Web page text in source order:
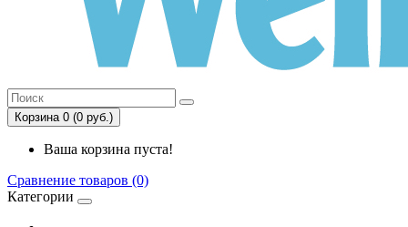
Корзина 0 (0 руб.)
Ваша корзина пуста!
Сравнение товаров (0)
Категории